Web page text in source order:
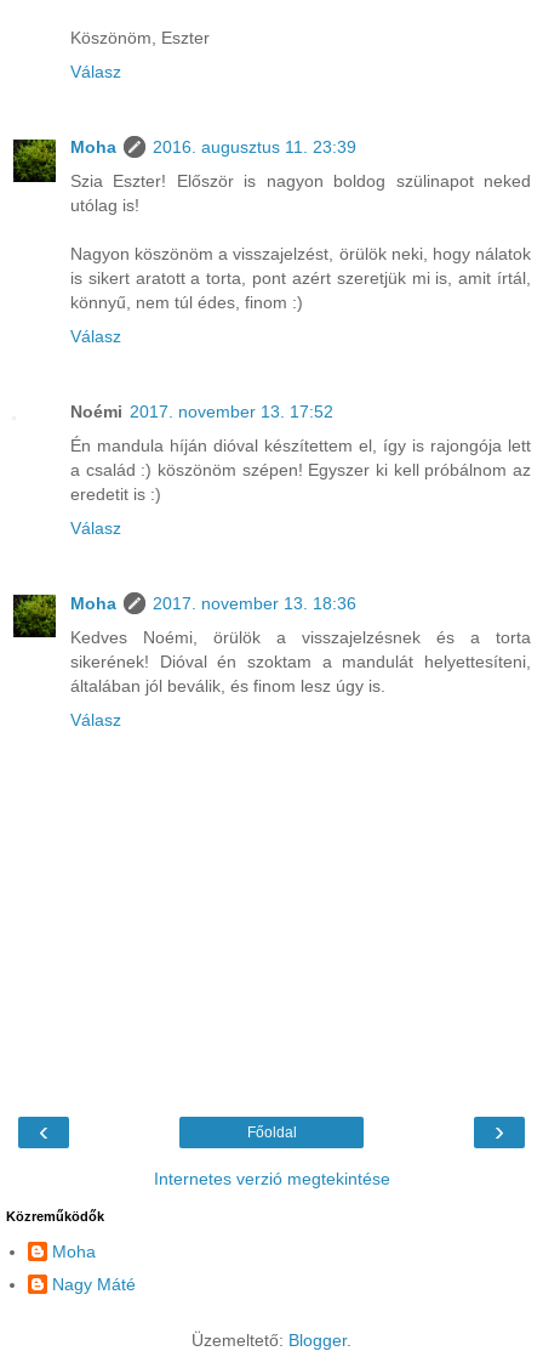
Köszönöm, Eszter
Válasz
Moha
2016. augusztus 11. 23:39
Szia Eszter! Először is nagyon boldog szülinapot neked
utólag is!
Nagyon köszönöm a visszajelzést, örülök neki, hogy nálatok
is sikert aratott a torta, pont azért szeretjük mi is, amit írtál,
könnyű, nem túl édes, finom :)
Válasz
Noémi 2017. november 13. 17:52
Én mandula híján dióval készítettem el, így is rajongója lett
a család :) köszönöm szépen! Egyszer ki kell próbálnom az
eredetit is :)
Válasz
Moha
2017. november 13. 18:36
Kedves Noémi, örülök a visszajelzésnek és a torta
sikerének! Dióval én szoktam a mandulát helyettesíteni,
általában jól beválik, és finom lesz úgy is.
Válasz
‹ ›
Főoldal
Internetes verzió megtekintése
Közreműködők
Moha
Nagy Máté
Üzemeltető: Blogger.